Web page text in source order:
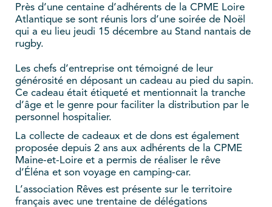
Près d’une centaine d’adhérents de la CPME Loire
Atlantique se sont réunis lors d’une soirée de Noël
qui a eu lieu jeudi 15 décembre au Stand nantais de
rugby.
Les chefs d’entreprise ont témoigné de leur
générosité en déposant un cadeau au pied du sapin.
Ce cadeau était étiqueté et mentionnait la tranche
d’âge et le genre pour faciliter la distribution par le
personnel hospitalier.
La collecte de cadeaux et de dons est également
proposée depuis 2 ans aux adhérents de la CPME
Maine-et-Loire et a permis de réaliser le rêve
d’Éléna et son voyage en camping-car.
L’association Rêves est présente sur le territoire
français avec une trentaine de délégations